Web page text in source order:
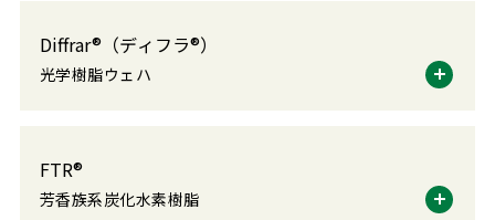
Diffrar®（ディフラ®）
光学樹脂ウェハ
FTR®
芳香族系炭化水素樹脂